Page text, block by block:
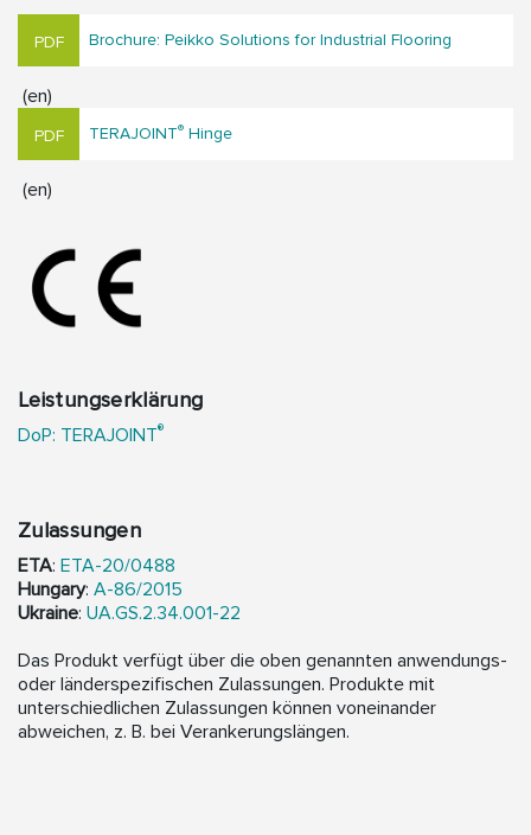
Brochure: Peikko Solutions for Industrial Flooring
(en)
TERAJOINT® Hinge
(en)
Leistungserklärung
DoP: TERAJOINT®
Zulassungen
ETA: ETA-20/0488
Hungary: A-86/2015
Ukraine: UA.GS.2.34.001-22
Das Produkt verfügt über die oben genannten anwendungs-
oder länderspezifischen Zulassungen. Produkte mit
unterschiedlichen Zulassungen können voneinander
abweichen, z. B. bei Verankerungslängen.